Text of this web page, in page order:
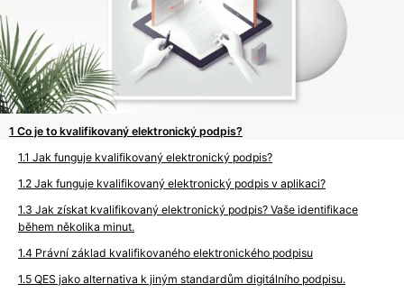
Co je to kvalifikovaný elektronický podpis?
Jak funguje kvalifikovaný elektronický podpis?
Jak funguje kvalifikovaný elektronický podpis v aplikaci?
Jak získat kvalifikovaný elektronický podpis? Vaše identifikace
během několika minut.
Právní základ kvalifikovaného elektronického podpisu
QES jako alternativa k jiným standardům digitálního podpisu.